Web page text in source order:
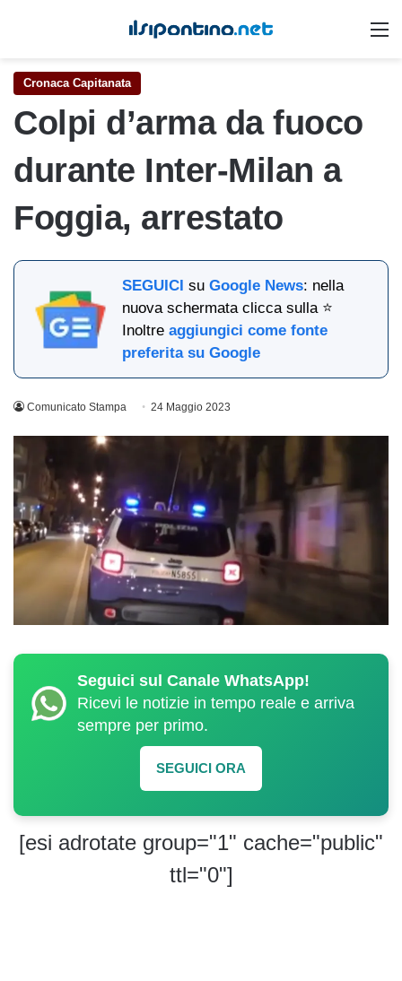
Cronaca Capitanata
Colpi d’arma da fuoco
durante Inter-Milan a
Foggia, arrestato
SEGUICI suGoogle News: nella
nuova schermata clicca sulla ⭐
Inoltreaggiungici come fonte
preferita su Google
Comunicato Stampa 24 Maggio 2023
Seguici sul Canale WhatsApp!
Ricevi le notizie in tempo reale e arriva
sempre per primo.
SEGUICI ORA
[esi adrotate group="1" cache="public"
ttl="0"]